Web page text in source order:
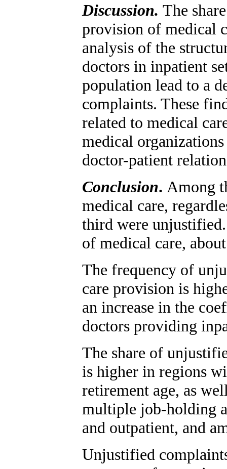
Discussion. The
provision of medical
analysis of the
doctors in inpatient
population lead to a
complaints. These
related to medical
medical
doctor-patient
Conclusion. Among
medical care,
third were
of medical care,
The frequency of
care provision is
an increase in the
doctors providing
The share of
is higher in regions
retirement age, as
multiple job-holding
and outpatient, and
Unjustified